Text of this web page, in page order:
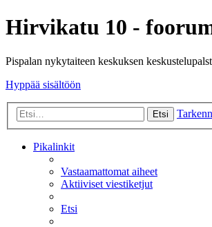
Hirvikatu 10 -
Pispalan nykytaiteen keskuksen
Hyppää sisältöön
Etsi
Pikalinkit
Vastaamattomat aiheet
Aktiiviset viestiketjut
Etsi